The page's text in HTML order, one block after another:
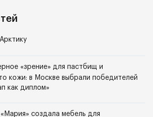
«зрение» для пастбищ и
кожи: в Москве выбрали победителей
как диплом»
создала мебель для